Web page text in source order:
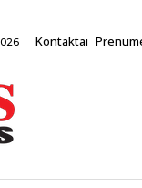
Kontaktai